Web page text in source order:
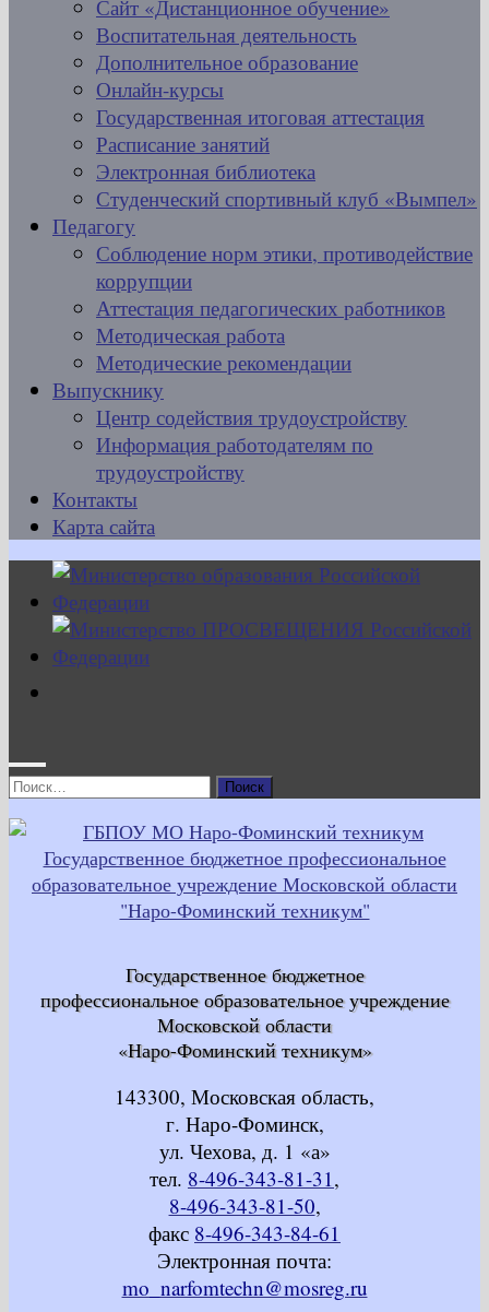
Сайт «Дистанционное обучение»
Воспитательная деятельность
Дополнительное образование
Онлайн-курсы
Государственная итоговая аттестация
Расписание занятий
Электронная библиотека
Студенческий спортивный клуб «Вымпел»
Педагогу
Соблюдение норм этики, противодействие
коррупции
Аттестация педагогических работников
Методическая работа
Методические рекомендации
Выпускнику
Центр содействия трудоустройству
Информация работодателям по
трудоустройству
Контакты
Карта сайта
Найти:
Государственное бюджетное
профессиональное образовательное учреждение
Московской области
«Наро-Фоминский техникум»
143300, Московская область,
г. Наро-Фоминск,
ул. Чехова, д. 1 «а»
тел. 8-496-343-81-31,
8-496-343-81-50,
факс 8-496-343-84-61
Электронная почта:
mo_narfomtechn@mosreg.ru